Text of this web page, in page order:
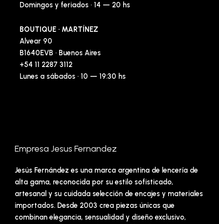
Domingos y feriados · 14 — 20 hs
BOUTIQUE · MARTÍNEZ
Alvear 90
B1640EVB · Buenos Aires
+54 11 2287 3112
Lunes a sábados · 10 — 19:30 hs
Empresa Jesus Fernandez
Jesús Fernández es una marca argentina de lencería de
alta gama, reconocida por su estilo sofisticado,
artesanal y su cuidada selección de encajes y materiales
importados. Desde 2003 crea piezas únicas que
combinan elegancia, sensualidad y diseño exclusivo,